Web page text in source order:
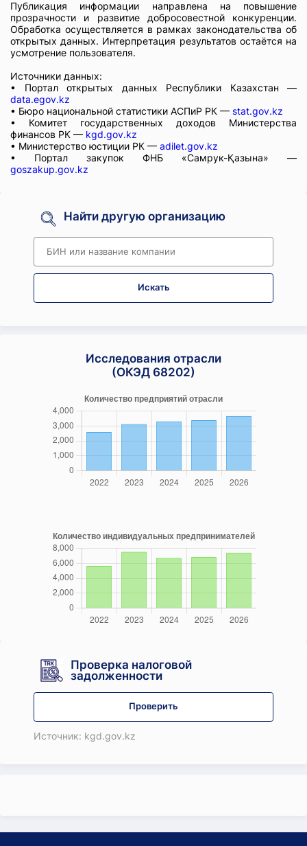
Публикация информации направлена на повышение
прозрачности и развитие добросовестной конкуренции.
Обработка осуществляется в рамках законодательства об
открытых данных. Интерпретация результатов остаётся на
усмотрение пользователя.
Источники данных:
• Портал открытых данных Республики Казахстан —
data.egov.kz
• Бюро национальной статистики АСПиР РК — stat.gov.kz
• Комитет государственных доходов Министерства
финансов РК — kgd.gov.kz
• Министерство юстиции РК — adilet.gov.kz
• Портал закупок ФНБ «Самрук-Қазына» —
goszakup.gov.kz
Найти другую организацию
Искать
Исследования отрасли
(ОКЭД 68202)
Проверка налоговой
задолженности
Проверить
Источник: kgd.gov.kz